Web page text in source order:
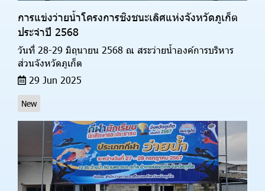
การแข่งว่ายน้ำโครงการชิงชนะเลิศแห่งจังหวัดภูเก็ต
ประจำปี 2568
วันที่ 28-29 มิถุนายน 2568 ณ สระว่ายน้ำองค์การบริหาร
ส่วนจังหวัดภูเก็ต
29 Jun 2025
New